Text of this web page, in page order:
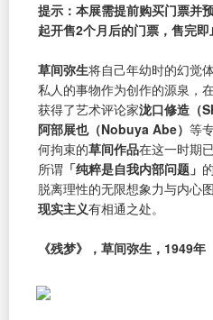
提示：本展需提前购买门票并
起开售2个月后的门票，售完即
草间弥生将自己年幼时的幻觉
私人的事物作为创作的源泉，
获得了艺术评论家泷口修造（
阿部展也（Nobuya Abe） 等
何拘束的草间作品在这一时期
所谓 「纯粹是自我内部问题」
脱离理性的无限想象力与内心
现实主义有相通之处。
《残梦》，草间弥生，1949年